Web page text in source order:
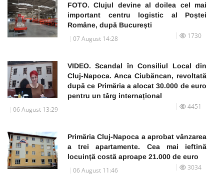
FOTO. Clujul devine al doilea cel mai
important centru logistic al Poștei
Române, după București
07 August 14:28 1730
VIDEO. Scandal în Consiliul Local din
Cluj-Napoca. Anca Ciubăncan, revoltată
după ce Primăria a alocat 30.000 de euro
pentru un târg internațional
06 August 13:29 4451
Primăria Cluj-Napoca a aprobat vânzarea
a trei apartamente. Cea mai ieftină
locuință costă aproape 21.000 de euro
06 August 11:46 3034